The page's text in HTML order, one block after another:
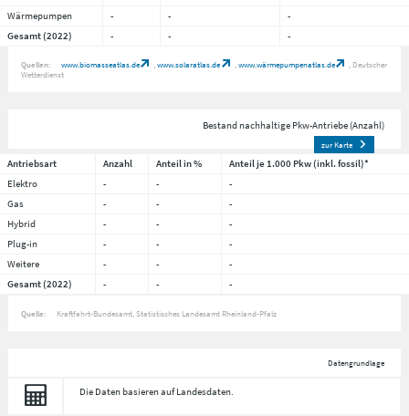
Wärmepumpen
- -
-
Gesamt (2022)
- - -
Quellen: www.biomasseatlas.de www.solaratlas.de www.wärmepumpenatlas.de
Deutscher
Wetterdienst
Bestand nachhaltige Pkw-Antriebe (Anzahl)
zur Karte
Antriebsart Anzahl Anteil in %
Anteil je 1.000 Pkw (inkl. fossil)*
Elektro
- -
-
Gas
- -
-
Hybrid
- -
-
Plug-in
- -
-
Weitere
- -
-
Gesamt (2022)
- - -
Quelle: Kraftfahrt-Bundesamt, Statistisches Landesamt Rheinland-Pfalz
Datengrundlage
Die Daten basieren auf Landesdaten.